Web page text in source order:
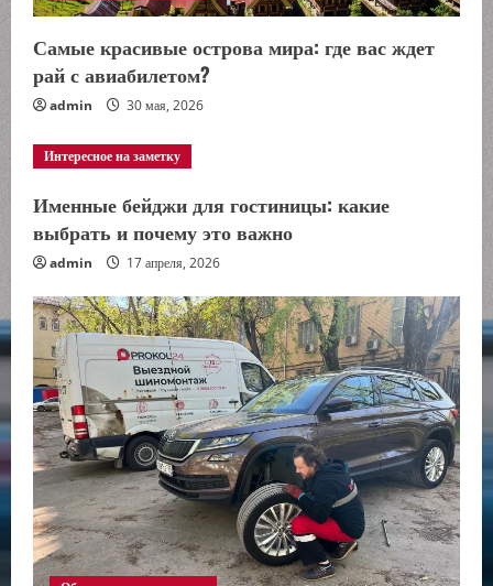
Самые красивые острова мира: где вас ждет
рай с авиабилетом?
admin 30 мая, 2026
Интересное на заметку
Именные бейджи для гостиницы: какие
выбрать и почему это важно
admin 17 апреля, 2026